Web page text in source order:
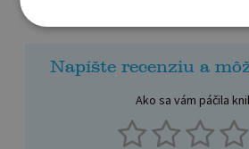
Napíšte recenziu a
Ako sa vám páčila